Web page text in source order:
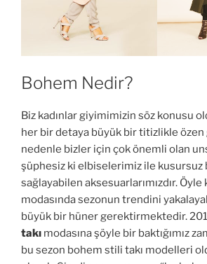
Bohem Nedir?
Biz kadınlar giyimimizin söz konusu
her bir detaya büyük bir titizlikle özen
nedenle bizler için çok önemli olan
şüphesiz ki elbiselerimiz ile kusursuz
sağlayabilen aksesuarlarımızdır.
modasında sezonun trendini
büyük bir hüner gerektirmektedir.
takı modasına şöyle bir baktığımız
bu sezon bohem stili takı modelleri